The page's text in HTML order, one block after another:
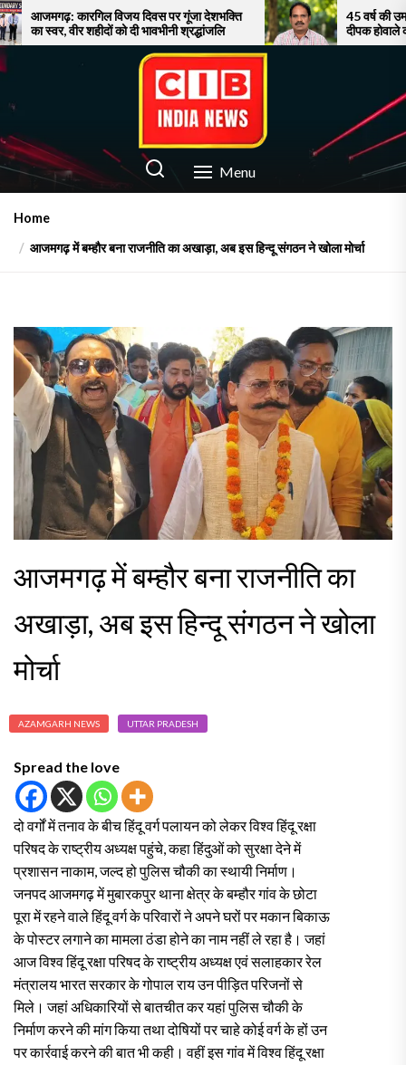
Skip
to
the
content
विजय दिवस पर गूंजा देशभक्ति
को दी भावभीनी श्रद्धांजलि
45 वर्ष की उम्र में बने मेडिकल
दीपक होवाले की उपलब्धि बनी
CIB INDIA NEWS
Latest News in Azamgarh Menu
Home
आजमगढ़ में बम्हौर बना राजनीति का अखाड़ा, अब इस हिन्दू संगठन ने खोला मोर्चा
आजमगढ़ में बम्हौर बना राजनीति का
अखाड़ा, अब इस हिन्दू संगठन ने खोला
मोर्चा
AZAMGARH NEWS UTTAR PRADESH
Spread the love
दो वर्गों में तनाव के बीच हिंदू वर्ग पलायन को लेकर विश्व हिंदू रक्षा
परिषद के राष्ट्रीय अध्यक्ष पहुंचे, कहा हिंदुओं को सुरक्षा देने में
प्रशासन नाकाम, जल्द हो पुलिस चौकी का स्थायी निर्माण।
जनपद आजमगढ़ में मुबारकपुर थाना क्षेत्र के बम्हौर गांव के छोटा
पूरा में रहने वाले हिंदू वर्ग के परिवारों ने अपने घरों पर मकान बिकाऊ
के पोस्टर लगाने का मामला ठंडा होने का नाम नहीं ले रहा है। जहां
आज विश्व हिंदू रक्षा परिषद के राष्ट्रीय अध्यक्ष एवं सलाहकार रेल
मंत्रालय भारत सरकार के गोपाल राय उन पीड़ित परिजनों से
मिले। जहां अधिकारियों से बातचीत कर यहां पुलिस चौकी के
निर्माण करने की मांग किया तथा दोषियों पर चाहे कोई वर्ग के हों उन
पर कार्रवाई करने की बात भी कही। वहीं इस गांव में विश्व हिंदू रक्षा